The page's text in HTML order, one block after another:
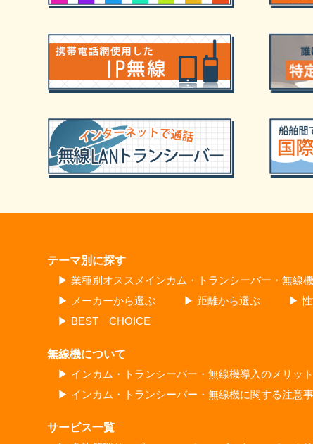
テーマ別に探す
▶ 業種別オススメインカム・トランシーバー・無線機
▶ メーカーから選ぶ
▶ 距離から選ぶ ▶ 性
▶ BEST CHOICE
無線機について
▶ インカム・トランシーバー・無線機導入のメリット
▶ インカム・トランシーバー・無線機に関する注意
サービス一覧